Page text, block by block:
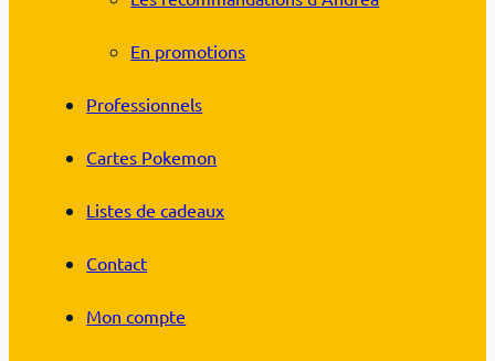
En promotions
Professionnels
Cartes Pokemon
Listes de cadeaux
Contact
Mon compte